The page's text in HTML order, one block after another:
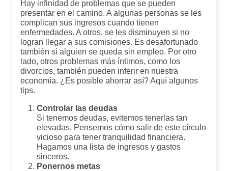
Hay infinidad de problemas que se pueden
presentar en el camino. A algunas personas se les
complican sus ingresos cuando tienen
enfermedades. A otros, se les disminuyen si no
logran llegar a sus comisiones. Es desafortunado
también si alguien se queda sin empleo. Por otro
lado, otros problemas más íntimos, como los
divorcios, también pueden inferir en nuestra
economía. ¿Es posible ahorrar así? Aquí algunos
tips.
Controlar las deudas
Si tenemos deudas, evitemos tenerlas tan
elevadas. Pensemos cómo salir de este círculo
vicioso para tener tranquilidad financiera.
Hagamos una lista de ingresos y gastos
sinceros.
Ponernos metas